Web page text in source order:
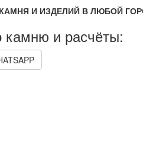
И ИЗДЕЛИЙ В ЛЮБОЙ
камню и расчёты: